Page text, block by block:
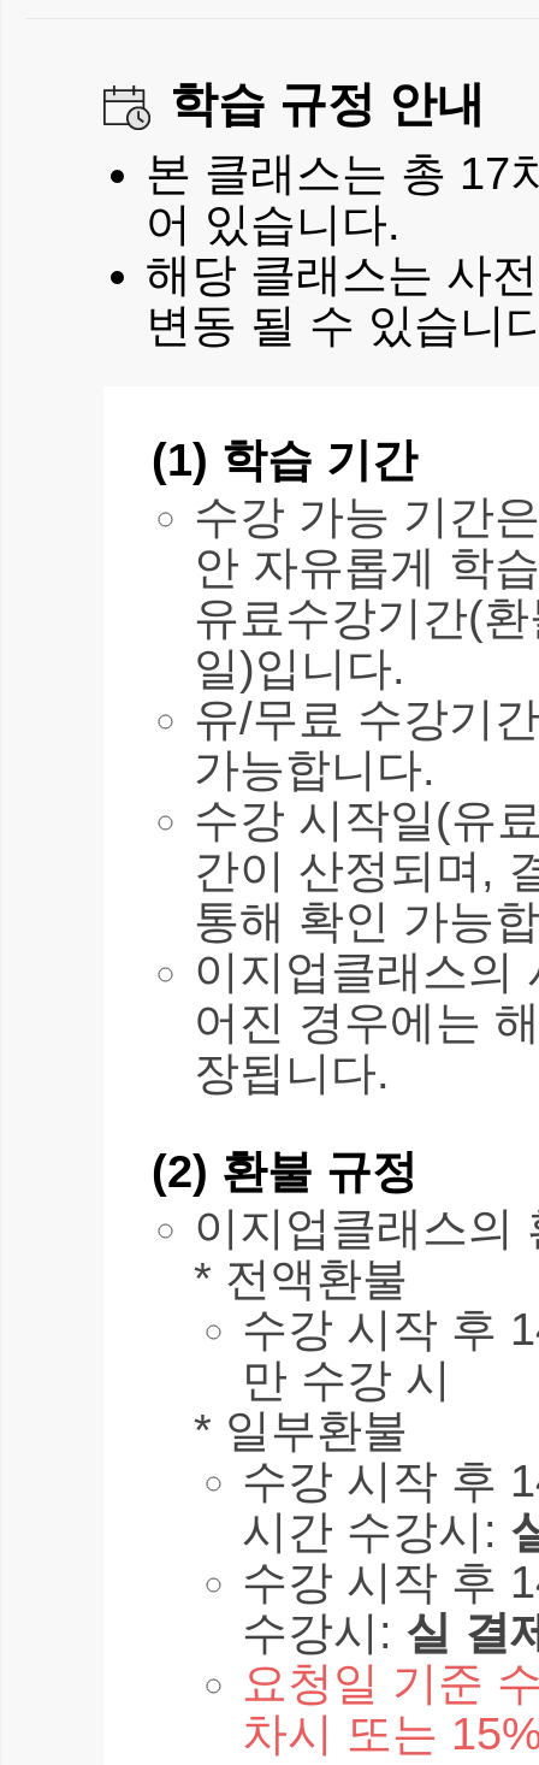
학습 규정 안내
본 클래스는 총 17
어 있습니다.
해당 클래스는 사
변동 될 수 있습니
(1) 학습 기간
수강 가능 기간
안 자유롭게 학
유료수강기간(
일)입니다.
유/무료 수강기
가능합니다.
수강 시작일(유
간이 산정되며,
통해 확인 가능
이지업클래스의
어진 경우에는
장됩니다.
(2) 환불 규정
이지업클래스의
* 전액환불
수강 시작 후
만 수강 시
* 일부환불
수강 시작 후
시간 수강시:
수강 시작 후
수강시: 실 결
요청일 기준
차시 또는